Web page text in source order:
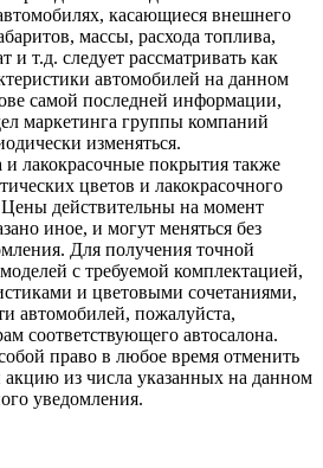
касающиеся внешнего
массы, расхода топлива,
и т.д. следует рассматривать как
автомобилей на данном
самой последней информации,
маркетинга группы компаний
изменяться.
лакокрасочные покрытия также
цветов и лакокрасочного
действительны на момент
иное, и могут меняться без
Для получения точной
с требуемой комплектацией,
и цветовыми сочетаниями,
автомобилей, пожалуйста,
соответствующего автосалона.
право в любое время отменить
из числа указанных на данном
уведомления.